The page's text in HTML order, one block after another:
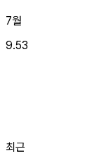
7월
9.53
최근